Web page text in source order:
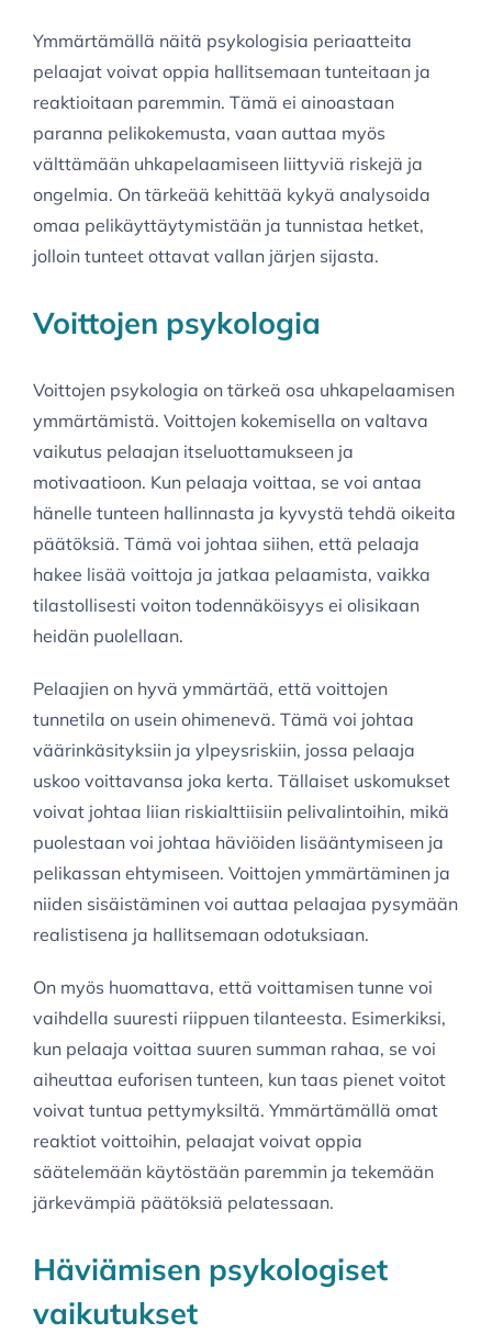
Ymmärtämällä näitä psykologisia periaatteita
pelaajat voivat oppia hallitsemaan tunteitaan ja
reaktioitaan paremmin. Tämä ei ainoastaan
paranna pelikokemusta, vaan auttaa myös
välttämään uhkapelaamiseen liittyviä riskejä ja
ongelmia. On tärkeää kehittää kykyä analysoida
omaa pelikäyttäytymistään ja tunnistaa hetket,
jolloin tunteet ottavat vallan järjen sijasta.
Voittojen psykologia
Voittojen psykologia on tärkeä osa uhkapelaamisen
ymmärtämistä. Voittojen kokemisella on valtava
vaikutus pelaajan itseluottamukseen ja
motivaatioon. Kun pelaaja voittaa, se voi antaa
hänelle tunteen hallinnasta ja kyvystä tehdä oikeita
päätöksiä. Tämä voi johtaa siihen, että pelaaja
hakee lisää voittoja ja jatkaa pelaamista, vaikka
tilastollisesti voiton todennäköisyys ei olisikaan
heidän puolellaan.
Pelaajien on hyvä ymmärtää, että voittojen
tunnetila on usein ohimenevä. Tämä voi johtaa
väärinkäsityksiin ja ylpeysriskiin, jossa pelaaja
uskoo voittavansa joka kerta. Tällaiset uskomukset
voivat johtaa liian riskialttiisiin pelivalintoihin, mikä
puolestaan voi johtaa häviöiden lisääntymiseen ja
pelikassan ehtymiseen. Voittojen ymmärtäminen ja
niiden sisäistäminen voi auttaa pelaajaa pysymään
realistisena ja hallitsemaan odotuksiaan.
On myös huomattava, että voittamisen tunne voi
vaihdella suuresti riippuen tilanteesta. Esimerkiksi,
kun pelaaja voittaa suuren summan rahaa, se voi
aiheuttaa euforisen tunteen, kun taas pienet voitot
voivat tuntua pettymyksiltä. Ymmärtämällä omat
reaktiot voittoihin, pelaajat voivat oppia
säätelemään käytöstään paremmin ja tekemään
järkevämpiä päätöksiä pelatessaan.
Häviämisen psykologiset
vaikutukset